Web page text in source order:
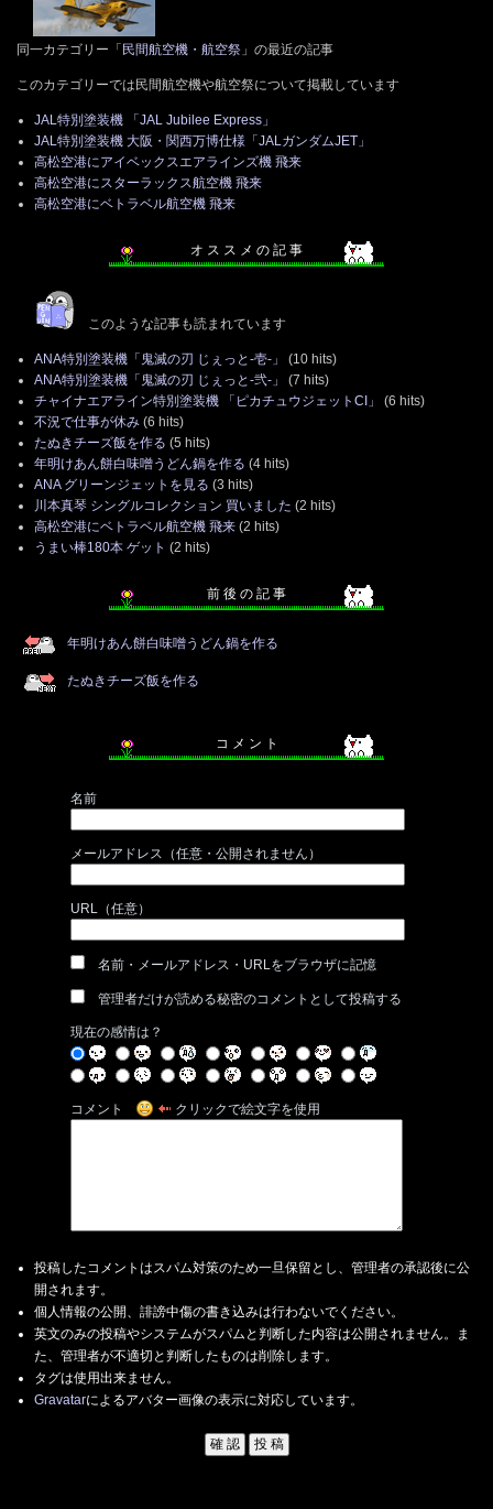
同一カテゴリー「民間航空機・航空祭 」の最近の記事
このカテゴリーでは民間航空機や航空祭について掲載しています
JAL特別塗装機 「JAL Jubilee Express」
JAL特別塗装機 大阪・関西万博仕様「JALガンダムJET」
高松空港にアイベックスエアラインズ機 飛来
高松空港にスターラックス航空機 飛来
高松空港にベトラベル航空機 飛来
オ ス ス メ の 記 事
このような記事も読まれています
ANA特別塗装機「鬼滅の刃 じぇっと-壱-」
(10 hits)
ANA特別塗装機「鬼滅の刃 じぇっと-弐-」
(7 hits)
チャイナエアライン特別塗装機 「ピカチュウジェットCI」
(6 hits)
不況で仕事が休み (6 hits)
たぬきチーズ飯を作る (5 hits)
年明けあん餅白味噌うどん鍋を作る (4 hits)
ANA グリーンジェットを見る (3 hits)
川本真琴 シングルコレクション 買いました (2 hits)
高松空港にベトラベル航空機 飛来 (2 hits)
うまい棒180本 ゲット (2 hits)
前 後 の 記 事
年明けあん餅白味噌うどん鍋を作る
たぬきチーズ飯を作る
コ メ ン ト
名前
メールアドレス（任意・公開されません）
URL（任意）
名前・メールアドレス・URLをブラウザに記憶
管理者だけが読める秘密のコメントとして投稿する
現在の感情は？
コメント クリックで絵文字を使用
投稿したコメントはスパム対策のため一旦保留とし、管理者の承認後に公
開されます。
個人情報の公開、誹謗中傷の書き込みは行わないでください。
英文のみの投稿やシステムがスパムと判断した内容は公開されません。ま
た、管理者が不適切と判断したものは削除します。
タグは使用出来ません。
Gravatarによるアバター画像の表示に対応しています。